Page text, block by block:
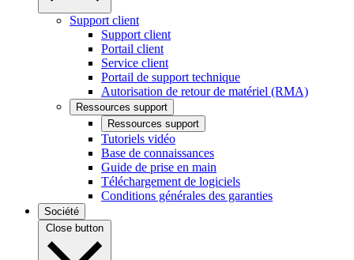
Support client
Support client
Portail client
Service client
Portail de support technique
Autorisation de retour de matériel (RMA)
Ressources support
Ressources support
Tutoriels vidéo
Base de connaissances
Guide de prise en main
Téléchargement de logiciels
Conditions générales des garanties
Société
Close button